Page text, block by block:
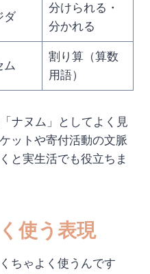
ダ
分けられる・
分かれる
ム
割り算（算数
用語）
ナヌム」としてよく見
ットや寄付活動の文脈
と実生活でも役立ちま
使う表現
ちゃよく使うんです